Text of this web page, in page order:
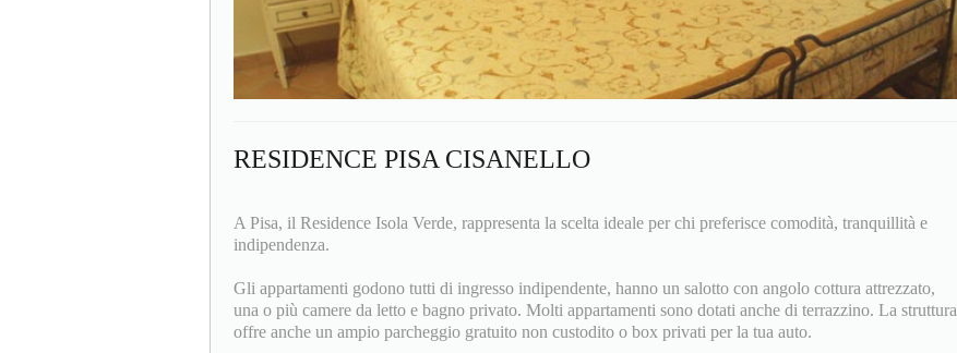
RESIDENCE PISA CISANELLO
A Pisa, il Residence Isola Verde, rappresenta la scelta ideale per chi preferisce comodità, tranquillità e
indipendenza.
Gli appartamenti godono tutti di ingresso indipendente, hanno un salotto con angolo cottura attrezzato,
una o più camere da letto e bagno privato. Molti appartamenti sono dotati anche di terrazzino. La struttura
offre anche un ampio parcheggio gratuito non custodito o box privati per la tua auto.